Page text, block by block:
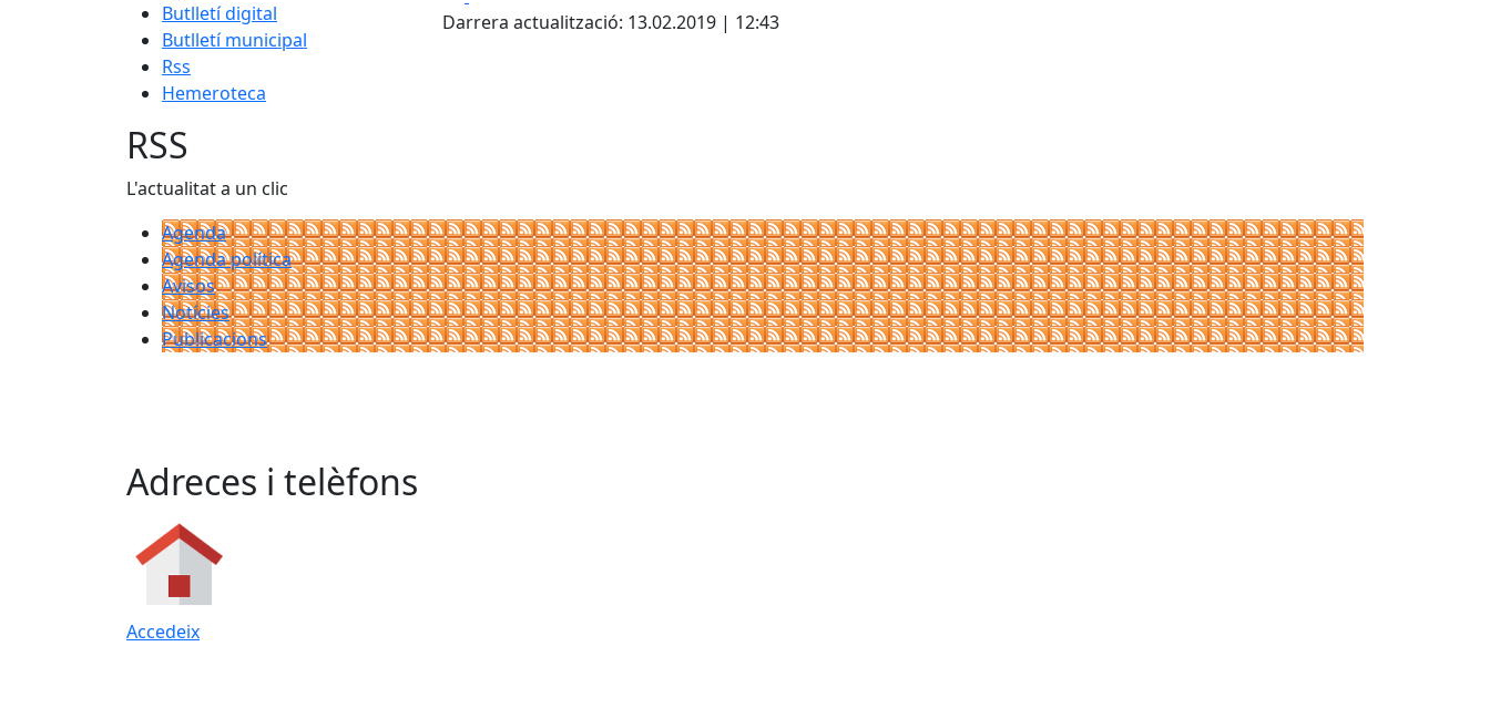
Butlletí digital
Butlletí municipal
Rss
Hemeroteca
Darrera actualització: 13.02.2019 | 12:43
RSS
L'actualitat a un clic
Agenda
Agenda política
Avisos
Notícies
Publicacions
Adreces i telèfons
Accedeix